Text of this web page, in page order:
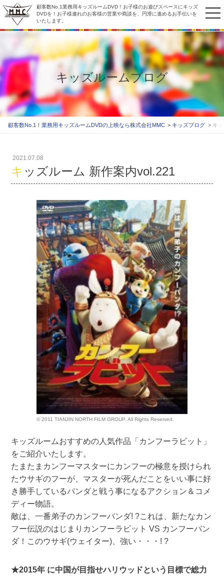
顧客数No.1業務用キッズルームDVD！お子様のお遊びスペースにキッズ
DVDを！お子様連れのお客様の営業や商談を、円滑に進めるお手伝いを
いたします。
キッズルームブログ
顧客数No.1！業務用キッズルームDVDの上映なら株式会社MMC キッズブログ キ
2021.07.08
キッズルーム 新作案内vol.221
© 2011 TIANJIN NORTH FILM GROUP. All Rights Reserved.
キッズルームおすすめの人気作品「カンフーラビット」
をご紹介いたします。
たまたまカンフーマスターにカンフーの極意を授けられ
たウサギのフーが、マスターが死んだことをいい事に好
き勝手しているパンダと戦う事になるアクション＆コメ
ディー物語。
敵は、一番弟子のカンフーパンダ! ?これは、新たなカン
フー伝説のはじまりカンフーラビット VS カンフーパン
ダ！このウサギ(ウェイター)、強い・・・! ?
★2015年 に中国が目指せハリウッドという目標で総力